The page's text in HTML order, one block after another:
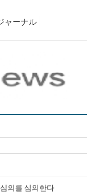
ャーナル
의를 심의한다